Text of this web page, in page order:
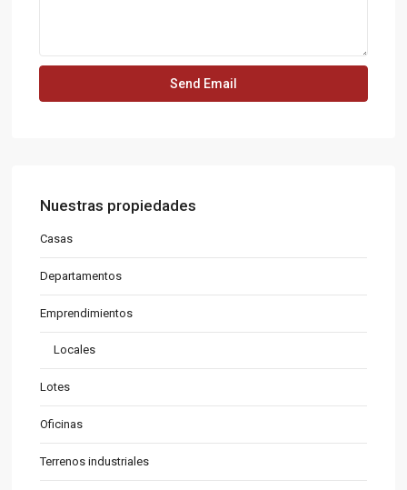
Nuestras propiedades
Casas
Departamentos
Emprendimientos
Locales
Lotes
Oficinas
Terrenos industriales